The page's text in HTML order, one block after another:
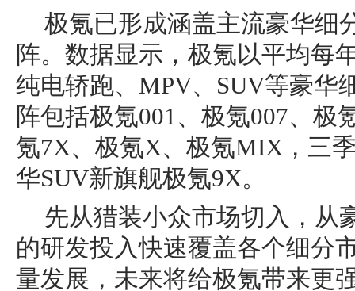
极氪已形成涵盖主流豪华细
阵。数据显示，极氪以平均每
纯电轿跑、MPV、SUV等豪华
阵包括极氪001、极氪007、极
氪7X、极氪X、极氪MIX，三
华SUV新旗舰极氪9X。
先从猎装小众市场切入，从
的研发投入快速覆盖各个细分
量发展，未来将给极氪带来更